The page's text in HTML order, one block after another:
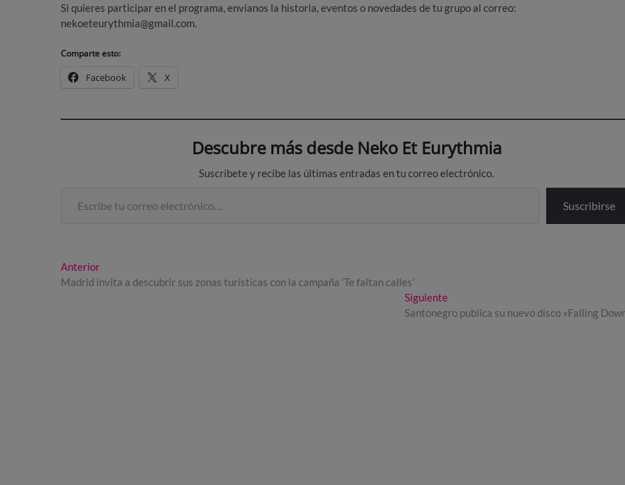
Si quieres participar en el programa, envíanos la historia, eventos o novedades de tu grupo al correo:
nekoeteurythmia@gmail.com.
Comparte esto:
Facebook X
Descubre más desde Neko Et Eurythmia
Suscríbete y recibe las últimas entradas en tu correo electrónico.
Suscribirse
Navegación
de
AnteriorEntrada
anterior:
Madrid invita a descubrir sus zonas turísticas con la campaña ‘Te faltan calles’
SiguienteEntrada
siguiente:
Santonegro publica su nuevo disco «Falling